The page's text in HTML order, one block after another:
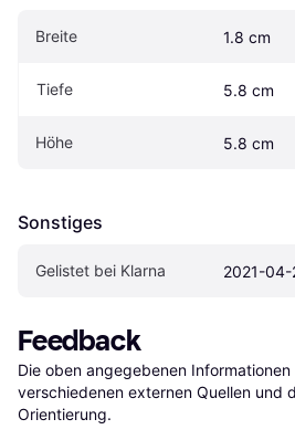
Breite 1.8 cm
Tiefe 5.8 cm
Höhe 5.8 cm
Sonstiges
Gelistet bei Klarna 2021-04-
Feedback
Die oben angegebenen
verschiedenen externen Quellen und
Orientierung.